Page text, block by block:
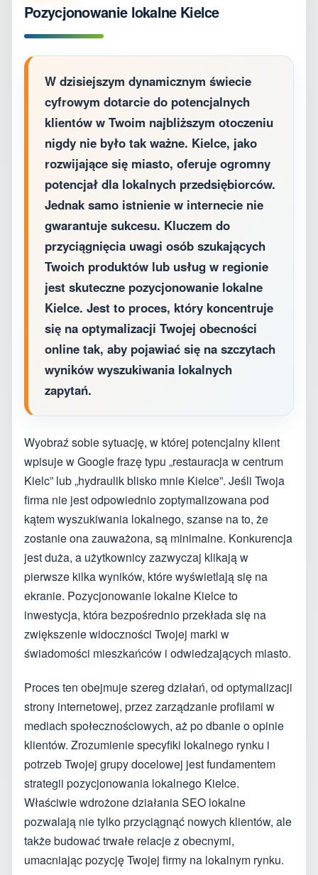
Pozycjonowanie lokalne Kielce
W dzisiejszym dynamicznym świecie
cyfrowym dotarcie do potencjalnych
klientów w Twoim najbliższym otoczeniu
nigdy nie było tak ważne. Kielce, jako
rozwijające się miasto, oferuje ogromny
potencjał dla lokalnych przedsiębiorców.
Jednak samo istnienie w internecie nie
gwarantuje sukcesu. Kluczem do
przyciągnięcia uwagi osób szukających
Twoich produktów lub usług w regionie
jest skuteczne pozycjonowanie lokalne
Kielce. Jest to proces, który koncentruje
się na optymalizacji Twojej obecności
online tak, aby pojawiać się na szczytach
wyników wyszukiwania lokalnych
zapytań.
Wyobraź sobie sytuację, w której potencjalny klient
wpisuje w Google frazę typu „restauracja w centrum
Kielc” lub „hydraulik blisko mnie Kielce”. Jeśli Twoja
firma nie jest odpowiednio zoptymalizowana pod
kątem wyszukiwania lokalnego, szanse na to, że
zostanie ona zauważona, są minimalne. Konkurencja
jest duża, a użytkownicy zazwyczaj klikają w
pierwsze kilka wyników, które wyświetlają się na
ekranie. Pozycjonowanie lokalne Kielce to
inwestycja, która bezpośrednio przekłada się na
zwiększenie widoczności Twojej marki w
świadomości mieszkańców i odwiedzających miasto.
Proces ten obejmuje szereg działań, od optymalizacji
strony internetowej, przez zarządzanie profilami w
mediach społecznościowych, aż po dbanie o opinie
klientów. Zrozumienie specyfiki lokalnego rynku i
potrzeb Twojej grupy docelowej jest fundamentem
strategii pozycjonowania lokalnego Kielce.
Właściwie wdrożone działania SEO lokalne
pozwalają nie tylko przyciągnąć nowych klientów, ale
także budować trwałe relacje z obecnymi,
umacniając pozycję Twojej firmy na lokalnym rynku.